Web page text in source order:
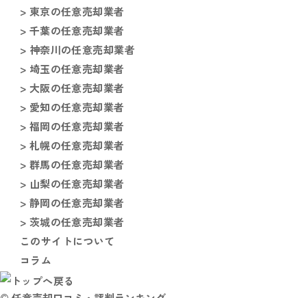
> 東京の任意売却業者
> 千葉の任意売却業者
> 神奈川の任意売却業者
> 埼玉の任意売却業者
> 大阪の任意売却業者
> 愛知の任意売却業者
> 福岡の任意売却業者
> 札幌の任意売却業者
> 群馬の任意売却業者
> 山梨の任意売却業者
> 静岡の任意売却業者
> 茨城の任意売却業者
このサイトについて
コラム